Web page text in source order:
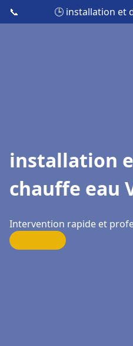
📞 🕒 installation et
installation
chauffe eau
Intervention rapide et